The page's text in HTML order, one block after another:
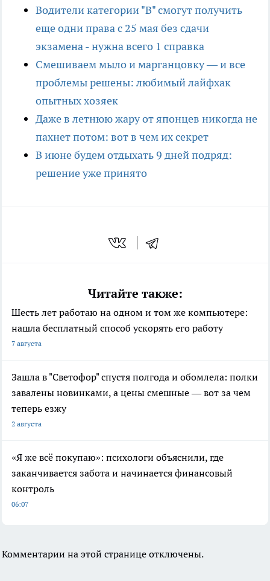
Водители категории "В" смогут получить
еще одни права с 25 мая без сдачи
экзамена - нужна всего 1 справка
Смешиваем мыло и марганцовку — и все
проблемы решены: любимый лайфхак
опытных хозяек
Даже в летнюю жару от японцев никогда не
пахнет потом: вот в чем их секрет
В июне будем отдыхать 9 дней подряд:
решение уже принято
Читайте также:
Шесть лет работаю на одном и том же компьютере:
нашла бесплатный способ ускорять его работу
7 августа
Зашла в "Светофор" спустя полгода и обомлела: полки
завалены новинками, а цены смешные — вот за чем
теперь езжу
2 августа
«Я же всё покупаю»: психологи объяснили, где
заканчивается забота и начинается финансовый
контроль
06:07
Комментарии на этой странице отключены.